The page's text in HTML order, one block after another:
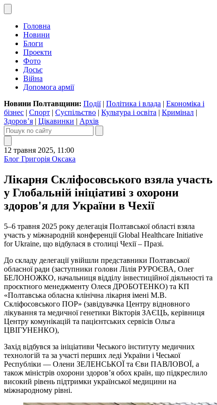
Головна
Новини
Блоги
Проекти
Фото
Досьє
Війна
Допомога армії
Новини Полтавщини: Події| Політика і влада | Економіка і
бізнес | Спорт | Суспільство | Культура і освіта | Кримінал |
Здоров’я | Цікавинки | Архів
12 травня 2025, 11:00
Блог Григорія Оксака
Лікарня Скліфосовського взяла участь
у Глобальній ініціативі з охорони
здоров'я для України в Чехії
5–6 травня 2025 року делегація Полтавської області взяла
участь у міжнародній конференції Global Healthcare Initiative
for Ukraine, що відбулася в столиці Чехії – Празі.
До складу делегації увійшли представники Полтавської
обласної ради (заступники голови Лілія РУРОЄВА, Олег
БЕЛОНОЖКО, начальниця відділу інвестиційної діяльності та
проєктного менеджменту Олеся ДРОБОТЕНКО) та КП
«Полтавська обласна клінічна лікарня імені М.В.
Скліфосовського ПОР» (завідувачка Центру відновного
лікування та медичної генетики Вікторія ЗАЄЦЬ, керівниця
Центру комунікацій та пацієнтських сервісів Ольга
ЦВІГУНЕНКО),
Захід відбувся за ініціативи Чеського інституту медичних
технологій та за участі перших леді України і Чеської
Республіки — Олени ЗЕЛЕНСЬКОЇ та Єви ПАВЛОВОЇ, а
також міністрів охорони здоров’я обох країн, що підкреслило
високий рівень підтримки української медицини на
міжнародному рівні.